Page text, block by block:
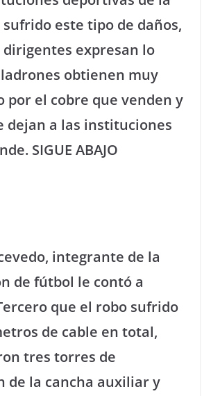
este tipo de daños,
dirigentes expresan lo
obtienen muy
por el cobre que venden y
dejan a las instituciones
SIGUE ABAJO
integrante de la
de fútbol le contó a
que el robo sufrido
de cable en total,
tres torres de
de la cancha auxiliar y